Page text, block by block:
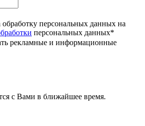
обработку персональных данных на
персональных данных*
рекламные и информационные
с Вами в ближайшее время.